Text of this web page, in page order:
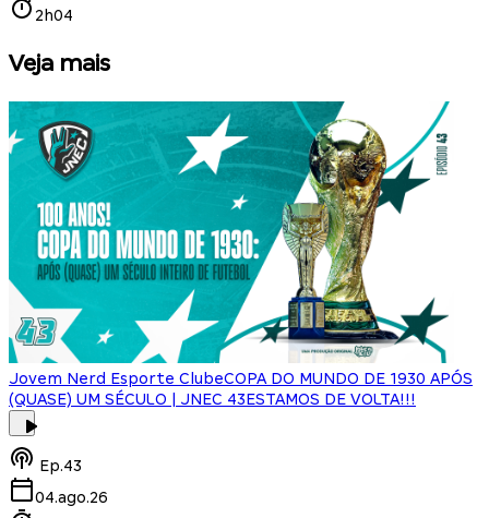
2h04
Veja mais
Jovem Nerd Esporte ClubeCOPA DO MUNDO DE 1930 APÓS
(QUASE) UM SÉCULO | JNEC 43ESTAMOS DE VOLTA!!!
Ep.43
04.ago.26